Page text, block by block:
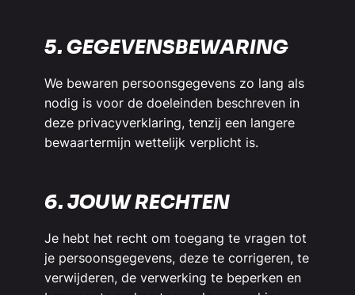
5. GEGEVENSBEWARING
We bewaren persoonsgegevens zo lang als
nodig is voor de doeleinden beschreven in
deze privacyverklaring, tenzij een langere
bewaartermijn wettelijk verplicht is.
6. JOUW RECHTEN
Je hebt het recht om toegang te vragen tot
je persoonsgegevens, deze te corrigeren, te
verwijderen, de verwerking te beperken en